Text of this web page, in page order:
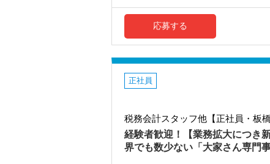
入所式後は、社員懇親会で親交
（８）研修
​育成・研修には自信があります！
朝の勉強会（税務通信・月刊税理
仕事の前に、所長が＜仕事と勉強を
弊所では７月は週４日勤務が可能
勤務日数が減っても、周囲の人がサ
＜資格手当＞
事務所の成長過程を体験できるチャン
＼POINT／
【フラットな組織が自慢です！】
（１）業界未経験者が活躍中です！
業界未経験の職員も活躍している事
建築会社の営業、スーパーの精肉担
お客様と話すことが好き、不動産が
（２）＼フレックス制／で資格取得を
平日に休みを取ったり、午後から始
応募する
正社員
税務会計スタッフ他【正社員・板
経験者歓迎！【業務拡大につき
界でも数少ない「大家さん専門